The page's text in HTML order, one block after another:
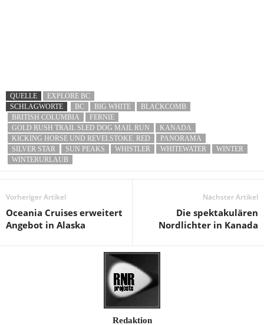
QUELLE
EXPLORE BC
SCHLAGWORTE
BC BIG WHITE
BLACKCOMB
BRITISH COLUMBIA
FERNIE
GOLD RUSH TRAIL SLED DOG MAIL RUN
KANADA
KICKING HORSE UND REVELSTOKE. RED
PANORAMA
SILVER STAR
SUN PEAKS WHISTLER WHITEWATER
WINTER
WINTERURLAUB
Vorheriger Artikel
Oceania Cruises erweitert
Angebot in Alaska
Nächster Artikel
Die spektakulären
Nordlichter in Kanada
Redaktion